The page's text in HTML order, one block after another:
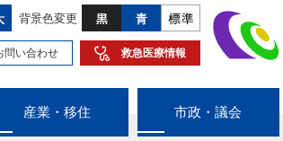
背景色変更
問い合わせ 救急医療情報
産業・移住 市政・議会